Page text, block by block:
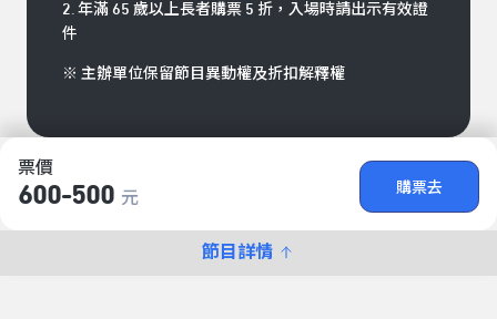
票價
600-500 元
購票去
節目詳情
2. 年滿 65 歲以上長者購票 5 折，入場時請出示有效證
件
※ 主辦單位保留節目異動權及折扣解釋權